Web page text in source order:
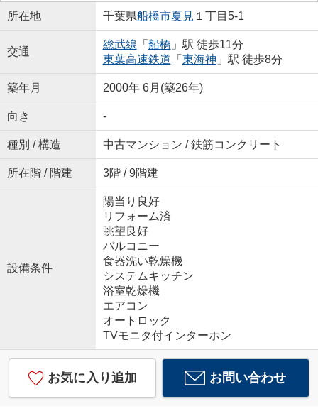
所在地 千葉県船橋市夏見 １丁目5-1
交通
総武線 「 船橋 」駅 徒歩11分
東葉高速鉄道 「 東海神 」駅 徒歩8分
築年月 2000年 6月(築26年)
向き -
種別 / 構造 中古マンション / 鉄筋コンクリート
所在階 / 階建 3階 / 9階建
設備条件
陽当り良好
リフォーム済
眺望良好
バルコニー
食器洗い乾燥機
システムキッチン
浴室乾燥機
エアコン
オートロック
TVモニタ付インターホン
お気に入り追加 お問い合わせ